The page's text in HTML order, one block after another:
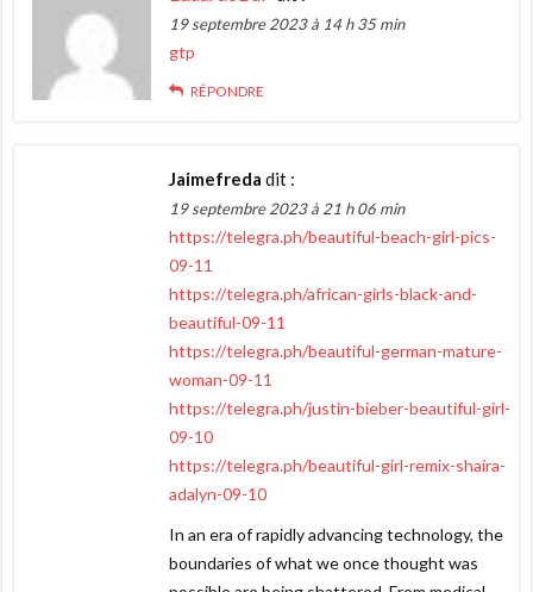
19 septembre 2023 à 14 h 35 min
gtp
RÉPONDRE
Jaimefreda dit :
19 septembre 2023 à 21 h 06 min
https://telegra.ph/beautiful-beach-girl-pics-
09-11
https://telegra.ph/african-girls-black-and-
beautiful-09-11
https://telegra.ph/beautiful-german-mature-
woman-09-11
https://telegra.ph/justin-bieber-beautiful-girl-
09-10
https://telegra.ph/beautiful-girl-remix-shaira-
adalyn-09-10
In an era of rapidly advancing technology, the
boundaries of what we once thought was